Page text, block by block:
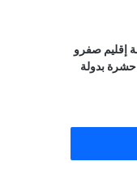
إقليم صفرو
بدولة